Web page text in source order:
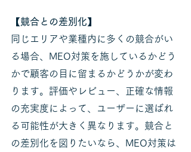
【競合との差別化】
同じエリアや業種内に多くの競合がい
る場合、MEO対策を施しているかどう
かで顧客の目に留まるかどうかが変わ
ります。評価やレビュー、正確な情報
の充実度によって、ユーザーに選ばれ
る可能性が大きく異なります。競合と
の差別化を図りたいなら、MEO対策は